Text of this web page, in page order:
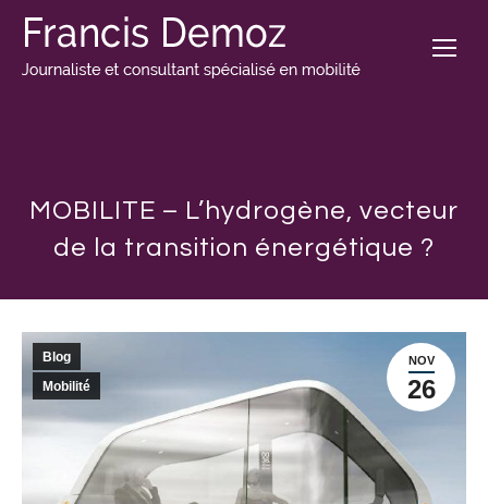
MOBILITE – L’hydrogène, vecteur
de la transition énergétique ?
NOV
26
Blog
Mobilité